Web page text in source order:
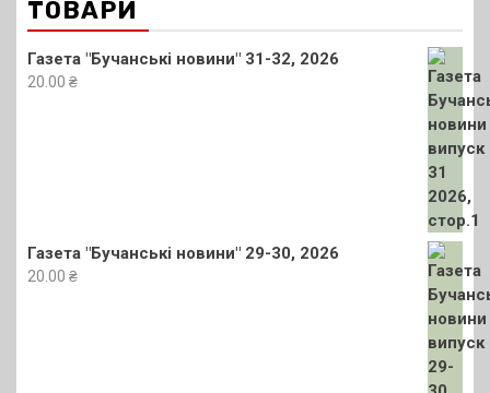
ТОВАРИ
Газета "Бучанські новини" 31-32, 2026
20.00 ₴
Газета "Бучанські новини" 29-30, 2026
20.00 ₴